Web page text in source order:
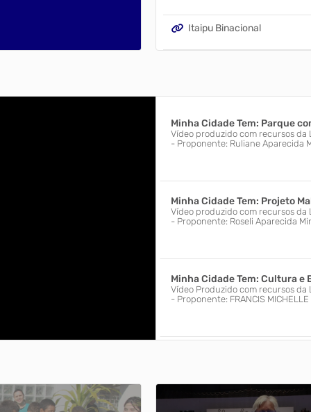
Itaipu Binacional
Prefeitura no Facebook
Prefeitura no Instagram
Radar da Transparência
Minha Cidade Tem: Parque
Vídeo produzido com recursos da
- Proponente: Ruliane Aparecida
Minha Cidade Tem: Projeto
Vídeo produzido com recursos da
- Proponente: Roseli Aparecida
Minha Cidade Tem: Cultura e
Vídeo Produzido com recursos da
- Proponente: FRANCIS MICHELLE
- Proponente: Priscila Paula